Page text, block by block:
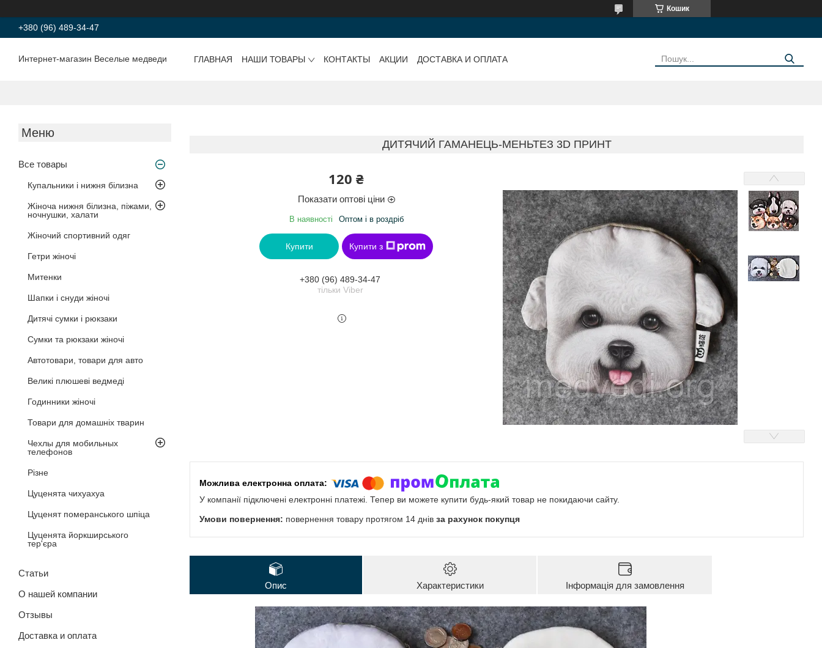
Кошик
+380 (96) 489-34-47
Интернет-магазин Веселые медведи ГЛАВНАЯ НАШИ ТОВАРЫ КОНТАКТЫ АКЦИИ ДОСТАВКА И ОПЛАТА
Все товары
Купальники і нижня білизна
Жіноча нижня білизна, піжами,
ночнушки, халати
Жіночий спортивний одяг
Гетри жіночі
Митенки
Шапки і снуди жіночі
Дитячі сумки і рюкзаки
Сумки та рюкзаки жіночі
Автотовари, товари для авто
Великі плюшеві ведмеді
Годинники жіночі
Товари для домашніх тварин
Чехлы для мобильных
телефонов
Різне
Цуценята чихуахуа
Цуценят померанського шпіца
Цуценята йоркширського
тер'єра
Статьи
О нашей компании
Отзывы
Доставка и оплата
ДИТЯЧИЙ ГАМАНЕЦЬ-МЕНЬТЕЗ 3D ПРИНТ
120 ₴
Показати оптові ціни
В наявності Оптом і в роздріб
Купити Купити з
+380 (96) 489-34-47
тільки Viber
У компанії підключені електронні платежі. Тепер ви можете купити будь-який товар не покидаючи сайту.
повернення товару протягом 14 днів за рахунок покупця
Опис Характеристики Інформація для замовлення